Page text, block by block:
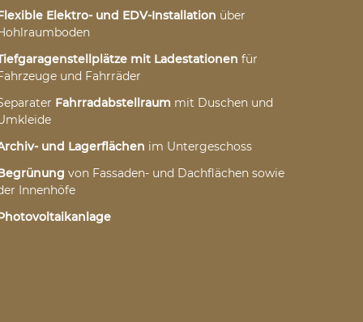
Elektro- und EDV-Installation über
mit Ladestationen für
und Fahrräder
Fahrradabstellraum mit Duschen und
und Lagerflächen im Untergeschoss
von Fassaden- und Dachflächen sowie
Innenhöfe